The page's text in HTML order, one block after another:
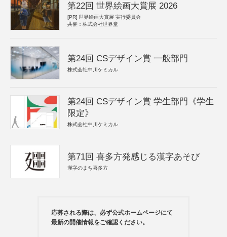
第22回 世界絵画大賞展 2026
[PR] 世界絵画大賞展 実行委員会
共催：株式会社世界堂
第24回 CSデザイン賞 一般部門
株式会社中川ケミカル
第24回 CSデザイン賞 学生部門《学生
限定》
株式会社中川ケミカル
第71回 喜多方発感じる漢字あそび
漢字のまち喜多方
応募される際は、必ず公式ホームページにて
最新の開催情報をご確認ください。